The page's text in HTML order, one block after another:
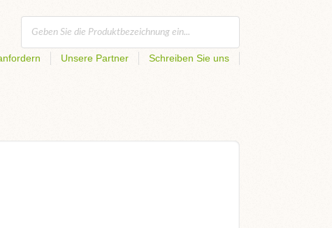
Unsere Partner Schreiben Sie uns